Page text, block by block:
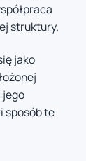
struktury.
jako
jego
sposób te